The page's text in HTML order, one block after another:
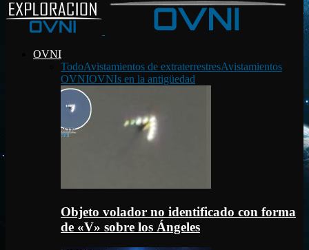
OVNI
TodoAvistamientos de extraterrestresAvistamientos
OVNIOVNIs en la antigüedad
Objeto volador no identificado con forma
de «V» sobre los Ángeles